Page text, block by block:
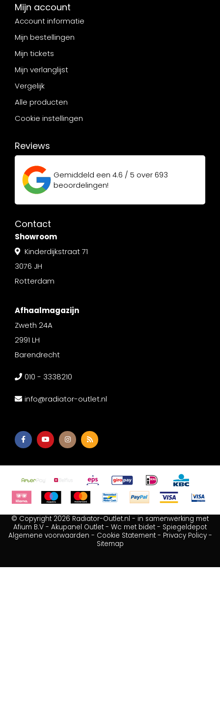
Mijn account
Account informatie
Mijn bestellingen
Mijn tickets
Mijn verlanglijst
Vergelijk
Alle producten
Cookie instellingen
Reviews
Gemiddeld een 4.6 / 5 over693
beoordelingen!
Contact
Showroom
Kinderdijkstraat 71
3076 JH
Rotterdam
Afhaalmagazijn
Zweth 24A
2991 LH
Barendrecht
010 - 3338210
info@radiator-outlet.nl
© Copyright 2026 Radiator-Outlet.nl - in samenwerking met
Afium B.V - Akupanel Outlet - Wc met bidet - Spiegeldepot
Algemene voorwaarden - Cookie Statement- Privacy Policy-
Sitemap